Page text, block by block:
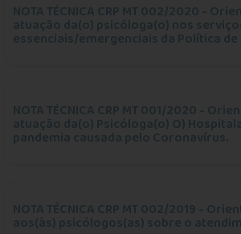
NOTA TÉCNICA CRP MT 002/2020 -
atuação da(o) psicóloga(o) nos
essenciais/emergenciais da Política de
NOTA TÉCNICA CRP MT 001/2020 -
atuação da(o) Psicóloga(o) O)
pandemia causada pelo Coronavírus.
NOTA TÉCNICA CRP MT 002/2019 -
aos(às) psicólogos(as) sobre o